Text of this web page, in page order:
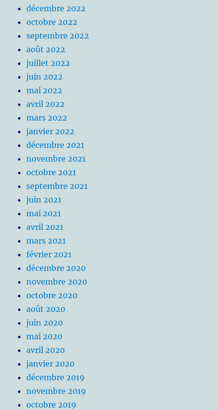
décembre 2022
octobre 2022
septembre 2022
août 2022
juillet 2022
juin 2022
mai 2022
avril 2022
mars 2022
janvier 2022
décembre 2021
novembre 2021
octobre 2021
septembre 2021
juin 2021
mai 2021
avril 2021
mars 2021
février 2021
décembre 2020
novembre 2020
octobre 2020
août 2020
juin 2020
mai 2020
avril 2020
janvier 2020
décembre 2019
novembre 2019
octobre 2019